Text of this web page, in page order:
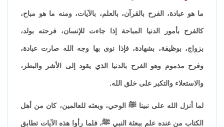
ما هو عبادة، الفرح بالقرآن، بالعلم، بالآيات، ومنه ما هو مباح،
كالفرح بأمور الدنيا المباحة إذا جاءت للإنسان، فرحته بولد،
بزواج، بوظيفة، بشهادة، فإذا نوى بها وجه الله صارت عبادة،
وفرح مذموم وهو الفرح بالدنيا الذي يقود إلى الأشر والبطر،
والاستعلاء والتكبر على خلق الله.
لما أنزل الله على نبينا ﷺ الوحي، وبعثه للعالمين، كان من أهل
الكتاب من عنده علم ببعثة النبي ﷺ، فلما رأوا هذه الآيات تطابق